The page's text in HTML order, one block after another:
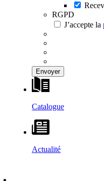
RGPD
J’accepte la
Catalogue
Actualité